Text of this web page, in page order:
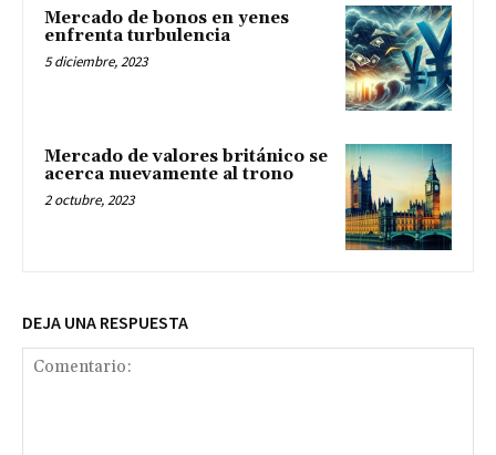
Mercado de bonos en yenes
enfrenta turbulencia
5 diciembre, 2023
Mercado de valores británico se
acerca nuevamente al trono
2 octubre, 2023
DEJA UNA RESPUESTA